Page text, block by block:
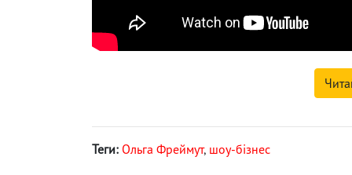
Теги: Ольга Фреймут, шоу-бізнес